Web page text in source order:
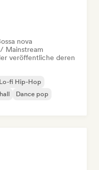
nova
Mainstream
veröffentliche deren
fi Hip-Hop
Dance pop